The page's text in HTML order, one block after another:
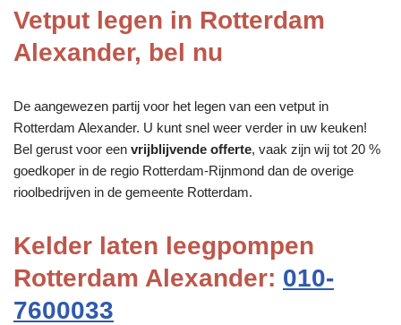
Vetput legen in Rotterdam
Alexander, bel nu
De aangewezen partij voor het legen van een vetput in
Rotterdam Alexander. U kunt snel weer verder in uw keuken!
Bel gerust voor een vrijblijvende offerte, vaak zijn wij tot 20 %
goedkoper in de regio Rotterdam-Rijnmond dan de overige
rioolbedrijven in de gemeente Rotterdam.
Kelder laten leegpompen
Rotterdam Alexander: 010-
7600033